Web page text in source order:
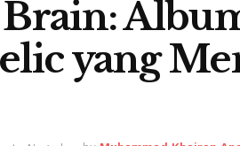
yang